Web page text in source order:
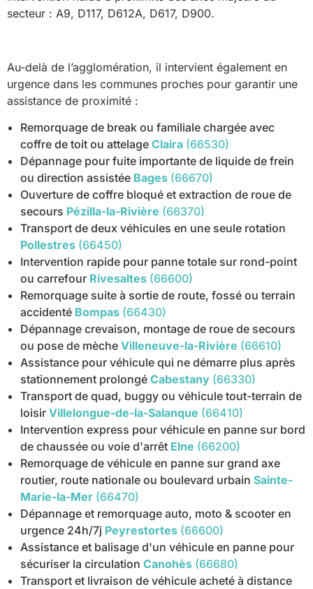
secteur : A9, D117, D612A, D617, D900.
Au-delà de l’agglomération, il intervient également en
urgence dans les communes proches pour garantir une
assistance de proximité :
Remorquage de break ou familiale chargée avec
coffre de toit ou attelage Claira (66530)
Dépannage pour fuite importante de liquide de frein
ou direction assistée Bages (66670)
Ouverture de coffre bloqué et extraction de roue de
secours Pézilla-la-Rivière (66370)
Transport de deux véhicules en une seule rotation
Pollestres (66450)
Intervention rapide pour panne totale sur rond-point
ou carrefour Rivesaltes (66600)
Remorquage suite à sortie de route, fossé ou terrain
accidenté Bompas (66430)
Dépannage crevaison, montage de roue de secours
ou pose de mèche Villeneuve-la-Rivière (66610)
Assistance pour véhicule qui ne démarre plus après
stationnement prolongé Cabestany (66330)
Transport de quad, buggy ou véhicule tout-terrain de
loisir Villelongue-de-la-Salanque (66410)
Intervention express pour véhicule en panne sur bord
de chaussée ou voie d'arrêt Elne (66200)
Remorquage de véhicule en panne sur grand axe
routier, route nationale ou boulevard urbain Sainte-
Marie-la-Mer (66470)
Dépannage et remorquage auto, moto & scooter en
urgence 24h/7j Peyrestortes (66600)
Assistance et balisage d'un véhicule en panne pour
sécuriser la circulation Canohès (66680)
Transport et livraison de véhicule acheté à distance